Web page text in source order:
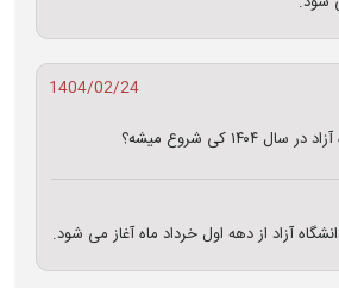
1404/02/24
کی شروع میشه؟
آزاد از دهه اول خرداد ماه آغاز می شود.